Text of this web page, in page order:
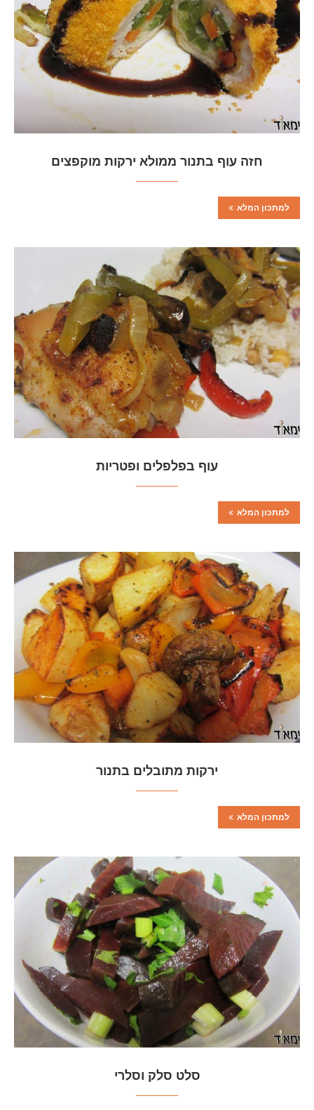
חזה עוף בתנור ממולא ירקות מוקפצים
למתכון המלא
עוף בפלפלים ופטריות
למתכון המלא
ירקות מתובלים בתנור
למתכון המלא
סלט סלק וסלרי